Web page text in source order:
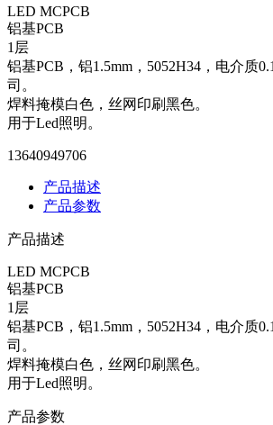
LED MCPCB
铝基PCB
1层
铝基PCB，铝1.5mm，5052H34，电介质
司。
焊料掩模白色，丝网印刷黑色。
用于Led照明。
13640949706
产品描述
产品参数
产品描述
LED MCPCB
铝基PCB
1层
铝基PCB，铝1.5mm，5052H34，电介质
司。
焊料掩模白色，丝网印刷黑色。
用于Led照明。
产品参数